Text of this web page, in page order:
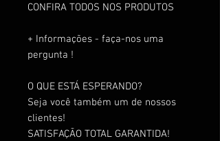
CONFIRA TODOS NOS PRODUTOS
+ Informações - faça-nos uma
pergunta !
O QUE ESTÁ ESPERANDO?
Seja você também um de nossos
clientes!
SATISFAÇÃO TOTAL GARANTIDA!